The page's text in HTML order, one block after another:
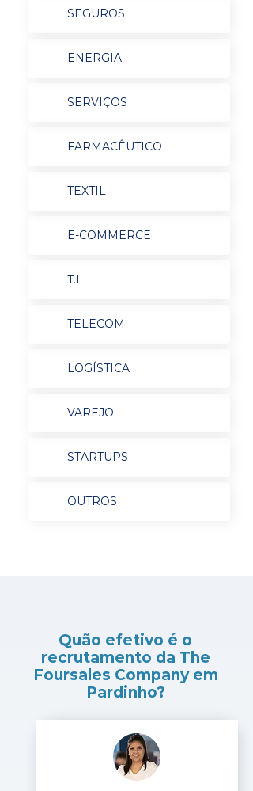
SEGUROS
ENERGIA
SERVIÇOS
FARMACÊUTICO
TEXTIL
E-COMMERCE
T.I
TELECOM
LOGÍSTICA
VAREJO
STARTUPS
OUTROS
Quão efetivo é o
recrutamento da The
Foursales Company em
Pardinho?